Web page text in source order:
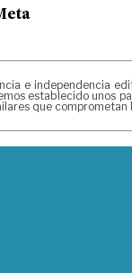
e independencia
establecido unos
que